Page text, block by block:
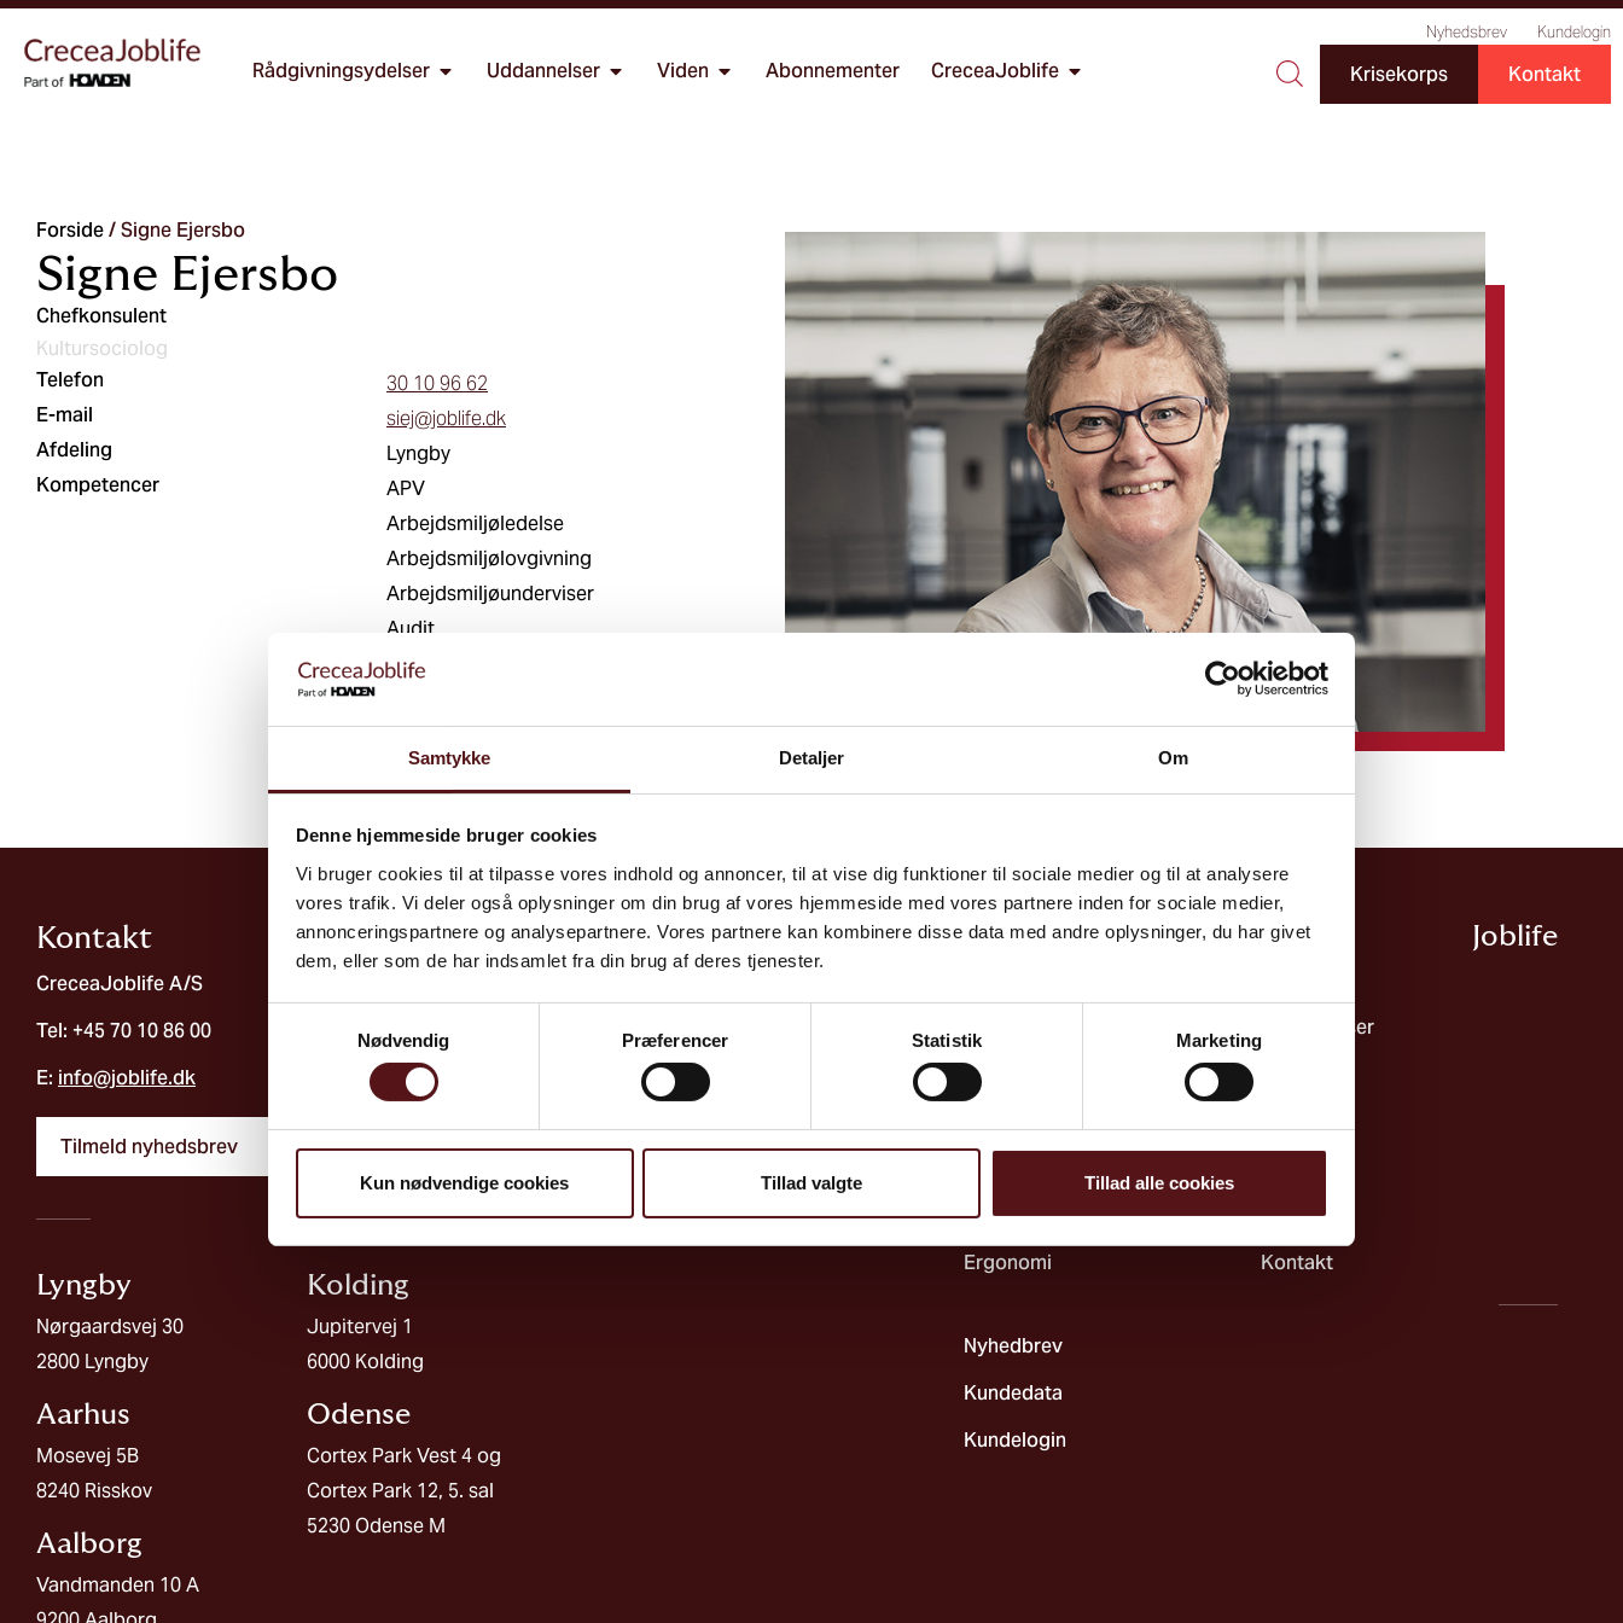
Samtykke Detaljer Om
Denne hjemmeside bruger cookies
Vi bruger cookies til at tilpasse vores indhold og annoncer, til at vise dig funktioner til sociale medier og til at analysere
vores trafik. Vi deler også oplysninger om din brug af vores hjemmeside med vores partnere inden for sociale medier,
annonceringspartnere og analysepartnere. Vores partnere kan kombinere disse data med andre oplysninger, du har givet
dem, eller som de har indsamlet fra din brug af deres tjenester.
Nødvendig
Præferencer Statistik Marketing
Kun nødvendige cookies Tillad valgte Tillad alle cookies
Nyhedsbrev Kundelogin
Rådgivningsydelser Uddannelser Viden Abonnementer CreceaJoblife Krisekorps Kontakt
Forside/Signe Ejersbo
Signe Ejersbo
Chefkonsulent
Kultursociolog
Telefon
30 10 96 62
E-mail
siej@joblife.dk
Afdeling
Lyngby
Kompetencer
APV
Arbejdsmiljøledelse
Arbejdsmiljølovgivning
Arbejdsmiljøunderviser
Audit
Forandringer
Sygefravær
Kontakt
CreceaJoblife A/S
Tel: +45 70 10 86 00
E: info@joblife.dk
Tilmeld nyhedsbrev
Lyngby
Nørgaardsvej 30
2800 Lyngby
Aarhus
Mosevej 5B
8240 Risskov
Aalborg​
Vandmanden 10 A
Kolding​
Jupitervej 1
6000 Kolding
Odense
Cortex Park Vest 4 og
Cortex Park 12, 5. sal
5230 Odense M
Ydelser
Ulykkesforebyggelse
Kemi & biologi
Ergonomi
Joblife​
Uddannelser
Om os
Kontakt
Nyhedbrev
Kundedata
Kundelogin